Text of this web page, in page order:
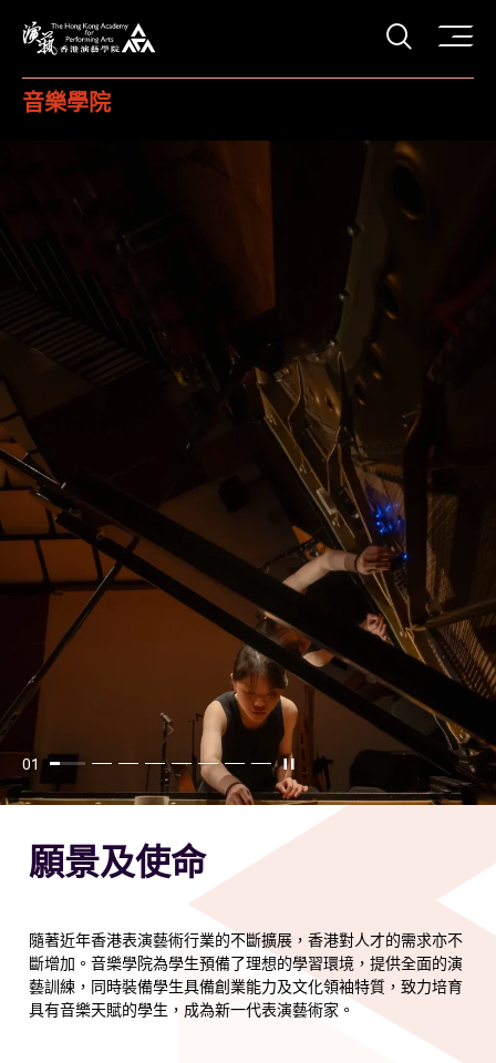
打開
音樂學院
香港演藝學院 (HKAPA) - 音樂學院
開展獨特的藝術視角
01 Slide 1Slide 2Slide 3Slide 4Slide 5Slide 6Slide 7
Slide 8播放
願景及使命
隨著近年香港表演藝術行業的不斷擴展，香港對人才的需求亦不
斷增加。音樂學院為學生預備了理想的學習環境，提供全面的演
藝訓練，同時裝備學生具備創業能力及文化領袖特質，致力培育
具有音樂天賦的學生，成為新一代表演藝術家。